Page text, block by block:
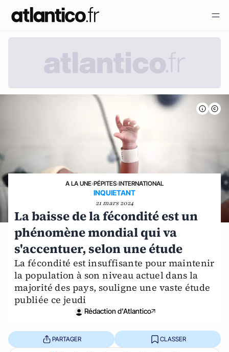
A LA UNE›PÉPITES›INTERNATIONAL
INQUIETANT
21 mars 2024
La baisse de la fécondité est un
phénomène mondial qui va
s'accentuer, selon une étude
La fécondité est insuffisante pour maintenir
la population à son niveau actuel dans la
majorité des pays, souligne une vaste étude
publiée ce jeudi
Rédaction d'Atlantico
PARTAGER CLASSER